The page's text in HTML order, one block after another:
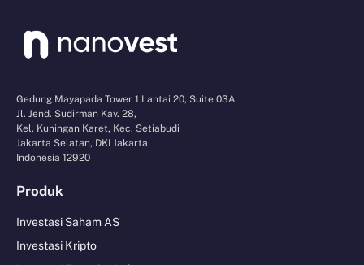
Gedung Mayapada Tower 1 Lantai 20, Suite 03A
Jl. Jend. Sudirman Kav. 28,
Kel. Kuningan Karet, Kec. Setiabudi
Jakarta Selatan, DKI Jakarta
Indonesia 12920
Produk
Investasi Saham AS
Investasi Kripto